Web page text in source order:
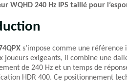
WQHD 240 Hz IPS taillé pour
s’impose comme une référence
joueurs exigeants, il combine une
de 240 Hz et un temps de
HDR 400. Ce positionnement